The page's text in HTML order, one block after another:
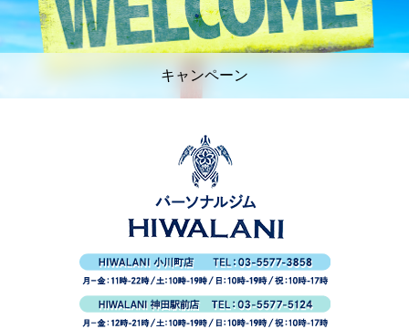
キャンペーン